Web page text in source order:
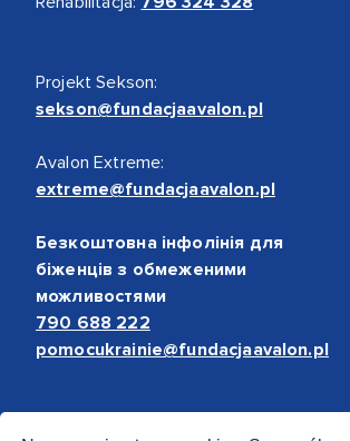
Projekt Sekson:
sekson@fundacjaavalon.pl
Avalon Extreme:
extreme@fundacjaavalon.pl
Безкоштовна інфолінія для
біженців з обмеженими
можливостями
790 688 222
pomocukrainie@fundacjaavalon.pl